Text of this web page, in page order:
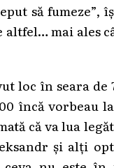
să
mai ales
loc în seara
încă vorbeau
că va lua
și alți